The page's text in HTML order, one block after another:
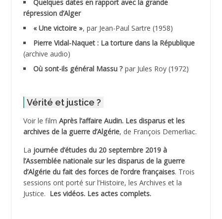
ADDALA Boualem*
ADDANE
ADDECHE Rachid
ADELIOUAT Vve AIT SAADA
ADJANI Khaled
ADJAOUT
ADNI Mohamed Akli
ADOUL Arab *
Quelques dates en rapport avec la grande
répression d’Alger
« Une victoire », par Jean-Paul Sartre (1958)
Pierre Vidal-Naquet : La torture dans la République
(archive audio)
Où sont-ils général Massu ? par Jules Roy (1972)
Vérité et justice ?
Voir le film Après l’affaire Audin. Les disparus et les
archives de la guerre d’Algérie, de François Demerliac.
La journée d’études du 20 septembre 2019 à
l’Assemblée nationale sur les disparus de la guerre
d’Algérie du fait des forces de l’ordre françaises. Trois
sessions ont porté sur l’Histoire, les Archives et la
Justice. Les vidéos. Les actes complets.